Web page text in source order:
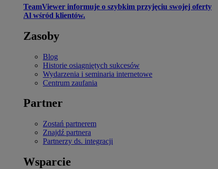
TeamViewer informuje o szybkim przyjęciu swojej oferty
Al wśród klientów.
Zasoby
Blog
Historie osiągniętych sukcesów
Wydarzenia i seminaria internetowe
Centrum zaufania
Partner
Zostań partnerem
Znajdź partnera
Partnerzy ds. integracji
Wsparcie